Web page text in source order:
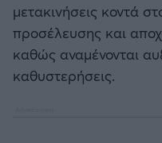
μετακινήσεις κοντά
προσέλευσης και
καθώς αναμένονται
καθυστερήσεις.